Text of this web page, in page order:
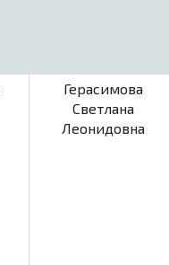
Герасимова
Светлана
Леонидовна